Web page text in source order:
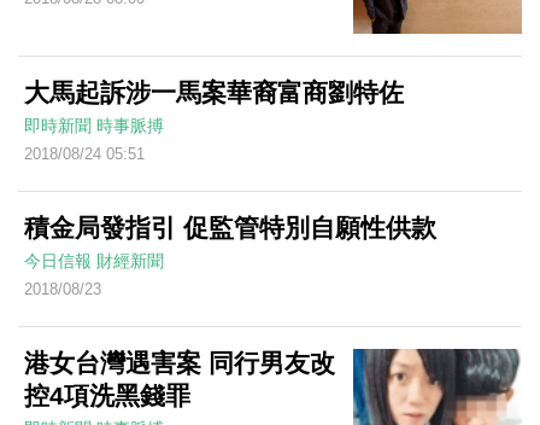
大馬起訴涉一馬案華裔富商劉特佐
即時新聞 時事脈搏
2018/08/24 05:51
積金局發指引 促監管特別自願性供款
今日信報 財經新聞
2018/08/23
港女台灣遇害案 同行男友改
控4項洗黑錢罪